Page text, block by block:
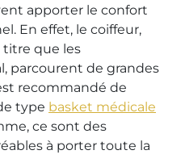
apporter le confort
En effet, le coiffeur,
titre que les
parcourent de grandes
recommandé de
type basket médicale
ce sont des
à porter toute la